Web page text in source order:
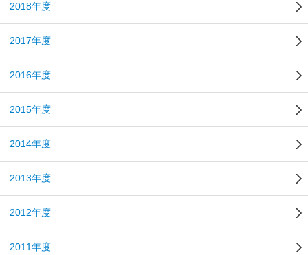
2018年度
2017年度
2016年度
2015年度
2014年度
2013年度
2012年度
2011年度